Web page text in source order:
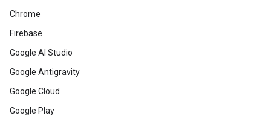
Chrome
Firebase
Google AI Studio
Google Antigravity
Google Cloud
Google Play